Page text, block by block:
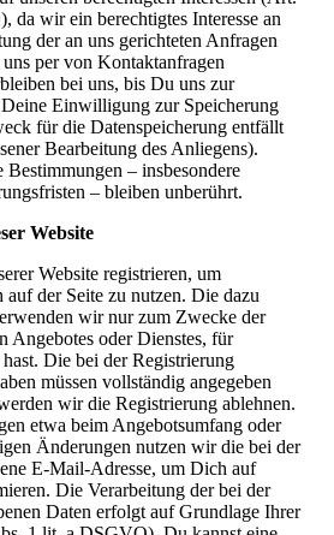
wir ein berechtigtes Interesse an
der an uns gerichteten Anfragen
per von Kontaktanfragen
bei uns, bis Du uns zur
Einwilligung zur Speicherung
für die Datenspeicherung entfällt
Bearbeitung des Anliegens).
– insbesondere
– bleiben unberührt.
Website
Website registrieren, um
der Seite zu nutzen. Die dazu
wir nur zum Zwecke der
Angebotes oder Dienstes, für
Die bei der Registrierung
müssen vollständig angegeben
wir die Registrierung ablehnen.
etwa beim Angebotsumfang oder
Änderungen nutzen wir die bei der
E-Mail-Adresse, um Dich auf
Die Verarbeitung der bei der
Daten erfolgt auf Grundlage Ihrer